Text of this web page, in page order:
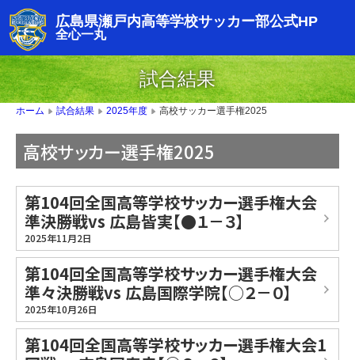
広島県瀬戸内高等学校サッカー部公式HP
全心一丸
試合結果
ホーム ▶ 試合結果 ▶ 2025年度 ▶ 高校サッカー選手権2025
高校サッカー選手権2025
第104回全国高等学校サッカー選手権大会
準決勝戦vs 広島皆実【●１－３】
2025年11月2日
第104回全国高等学校サッカー選手権大会
準々決勝戦vs 広島国際学院【○２－０】
2025年10月26日
第104回全国高等学校サッカー選手権大会1